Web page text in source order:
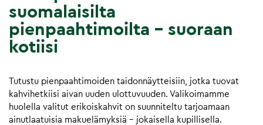
suomalaisilta
pienpaahtimoilta – suoraan
kotiisi
Tutustu pienpaahtimoiden taidonnäytteisiin, jotka tuovat
kahvihetkiisi aivan uuden ulottuvuuden. Valikoimamme
huolella valitut erikoiskahvit on suunniteltu tarjoamaan
ainutlaatuisia makuelämyksiä – jokaisella kupillisella.